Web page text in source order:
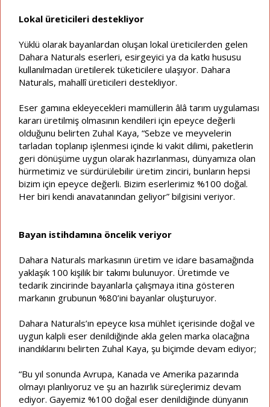
Lokal üreticileri destekliyor
Yüklü olarak bayanlardan oluşan lokal üreticilerden gelen
Dahara Naturals eserleri, esirgeyici ya da katkı hususu
kullanılmadan üretilerek tüketicilere ulaşıyor. Dahara
Naturals, mahallî üreticileri destekliyor.
Eser gamına ekleyecekleri mamüllerin âlâ tarım uygulaması
kararı üretilmiş olmasının kendileri için epeyce değerli
olduğunu belirten Zuhal Kaya, “Sebze ve meyvelerin
tarladan toplanıp işlenmesi içinde ki vakit dilimi, paketlerin
geri dönüşüme uygun olarak hazırlanması, dünyamıza olan
hürmetimiz ve sürdürülebilir üretim zinciri, bunların hepsi
bizim için epeyce değerli. Bizim eserlerimiz %100 doğal.
Her biri kendi anavatanından geliyor” bilgisini veriyor.
Bayan istihdamına öncelik veriyor
Dahara Naturals markasının üretim ve idare basamağında
yaklaşık 100 kişilik bir takımı bulunuyor. Üretimde ve
tedarik zincirinde bayanlarla çalışmaya itina gösteren
markanın grubunun %80’ini bayanlar oluşturuyor.
Dahara Naturals’ın epeyce kısa mühlet içerisinde doğal ve
uygun kalpli eser denildiğinde akla gelen marka olacağına
inandıklarını belirten Zuhal Kaya, şu biçimde devam ediyor;
“Bu yıl sonunda Avrupa, Kanada ve Amerika pazarında
olmayı planlıyoruz ve şu an hazırlık süreçlerimiz devam
ediyor. Gayemiz %100 doğal eser denildiğinde dünyanın